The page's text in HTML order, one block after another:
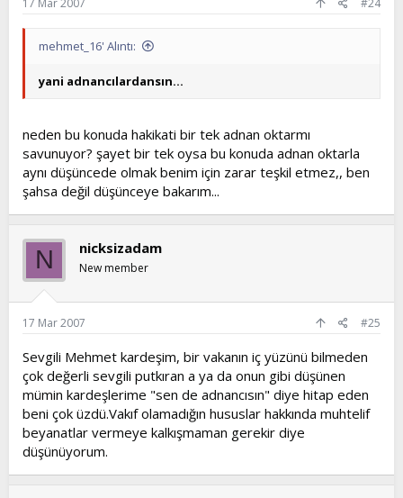
17 Mar 2007 #24
mehmet_16' Alıntı:
yani adnancılardansın...
neden bu konuda hakikati bir tek adnan oktarmı
savunuyor? şayet bir tek oysa bu konuda adnan oktarla
aynı düşüncede olmak benim için zarar teşkil etmez,, ben
şahsa değil düşünceye bakarım...
N nicksizadam
New member
17 Mar 2007 #25
Sevgili Mehmet kardeşim, bir vakanın iç yüzünü bilmeden
çok değerli sevgili putkıran a ya da onun gibi düşünen
mümin kardeşlerime "sen de adnancısın" diye hitap eden
beni çok üzdü.Vakıf olamadığın hususlar hakkında muhtelif
beyanatlar vermeye kalkışmaman gerekir diye
düşünüyorum.